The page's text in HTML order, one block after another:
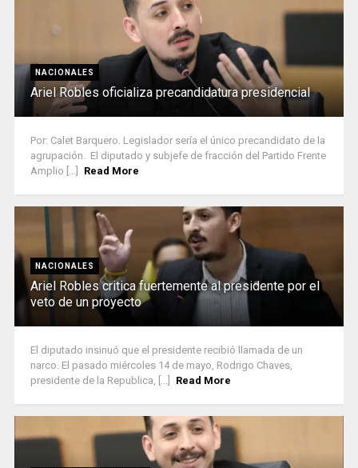
NACIONALES
Ariel Robles oficializa precandidatura presidencial
Por: Calet Barquero. Legislador sería el único precandidato de la
agrupación. El diputado y subjefe de fracción del Partido Frente
Amplio [...]
Read More
NACIONALES
Ariel Robles critica fuertemente al presidente por el
veto de un proyecto
El diputado insinuó que el presidente recibió llamada de un
narco. El pasado miércoles 14 de mayo, Rodrigo Chaves,
presidente de la Republica, [...]
Read More